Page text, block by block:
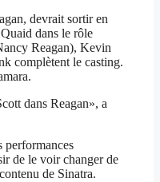
devrait sortir en
dans le rôle
Reagan), Kevin
complètent le casting.
dans Reagan», a
performances
de le voir changer de
de Sinatra.